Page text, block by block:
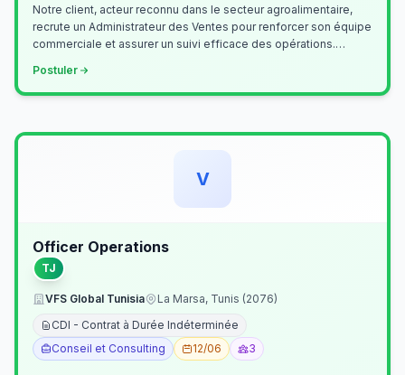
Notre client, acteur reconnu dans le secteur agroalimentaire,
recrute un Administrateur des Ventes pour renforcer son équipe
commerciale et assurer un suivi efficace des opérations.
Postuler
V
Officer Operations
TJ
VFS Global Tunisia
La Marsa, Tunis (2076)
CDI - Contrat à Durée Indéterminée
Conseil et Consulting
12/06 3